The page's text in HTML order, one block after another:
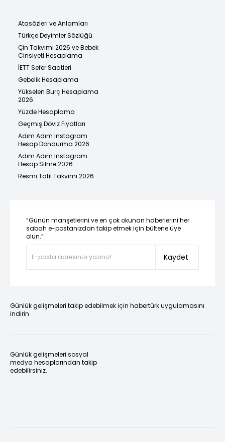
Atasözleri ve Anlamları
Türkçe Deyimler Sözlüğü
Çin Takvimi 2026 ve Bebek
Cinsiyeti Hesaplama
İETT Sefer Saatleri
Gebelik Hesaplama
Yükselen Burç Hesaplama
2026
Yüzde Hesaplama
Geçmiş Döviz Fiyatları
Adım Adım Instagram
Hesap Dondurma 2026
Adım Adım Instagram
Hesap Silme 2026
Resmi Tatil Takvimi 2026
“Günün manşetlerini ve en çok okunan haberlerini her
sabah e-postanızdan takip etmek için bültene üye
olun.”
Kaydet
Günlük gelişmeleri takip edebilmek için habertürk uygulamasını
indirin
Günlük gelişmeleri sosyal
medya hesaplarından takip
edebilirsiniz.